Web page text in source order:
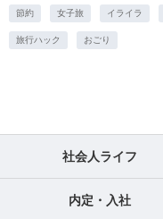
節約 女子旅 イライラ
旅行ハック おごり
社会人ライフ
内定・入社